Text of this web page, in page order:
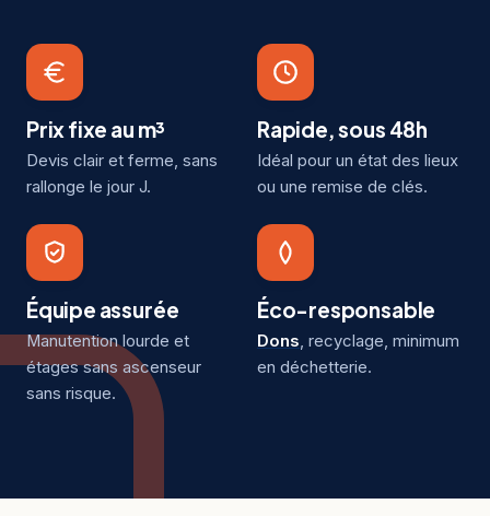
Prix fixe au m³
Devis clair et ferme, sans
rallonge le jour J.
Rapide, sous 48h
Idéal pour un état des lieux
ou une remise de clés.
Équipe assurée
Manutention lourde et
étages sans ascenseur
sans risque.
Éco-responsable
Dons, recyclage, minimum
en déchetterie.